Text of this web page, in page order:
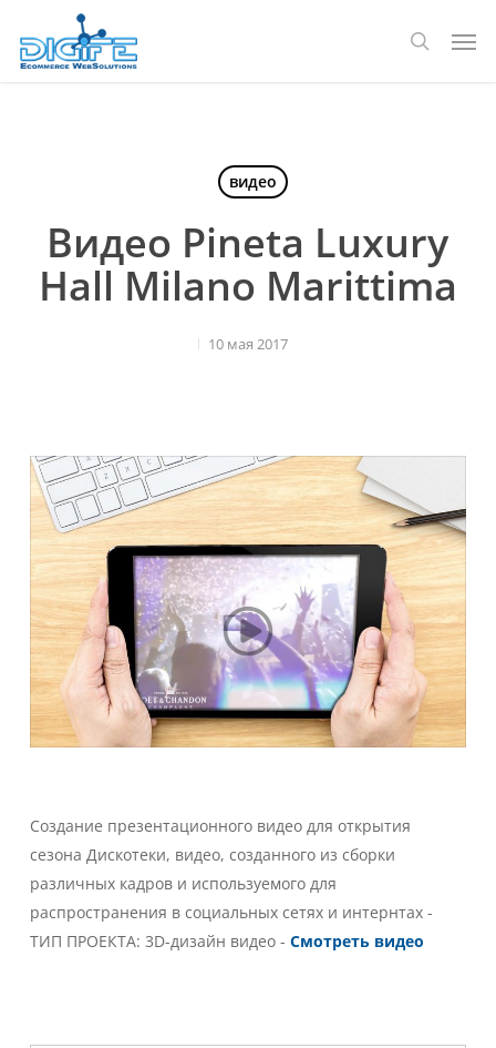
основному
поиск
видео
Видео Pineta Luxury
Hall Milano Marittima
10 мая 2017
Создание презентационного видео для открытия
сезона Дискотеки, видео, созданного из сборки
различных кадров и используемого для
распространения в социальных сетях и интернтах -
ТИП ПРОЕКТА: 3D-дизайн видео - Смотреть видео